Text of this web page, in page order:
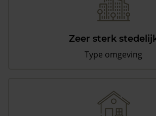
Zeer sterk
Type omgeving